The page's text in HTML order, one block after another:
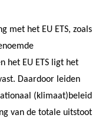
met het EU ETS, zoals
het EU ETS ligt het
Daardoor leiden
(klimaat)beleid
van de totale uitstoot